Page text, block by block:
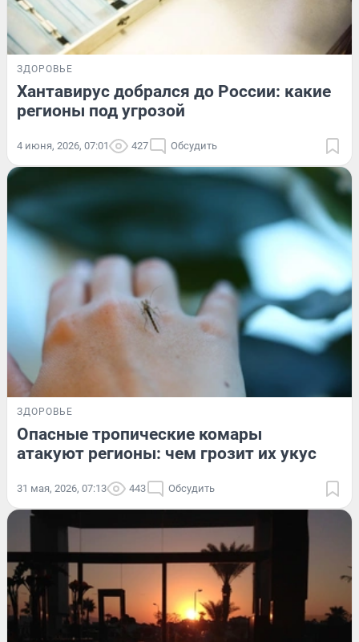
ЗДОРОВЬЕ
Хантавирус добрался до России: какие
регионы под угрозой
4 июня, 2026, 07:01 427 Обсудить
ЗДОРОВЬЕ
Опасные тропические комары
атакуют регионы: чем грозит их укус
31 мая, 2026, 07:13 443 Обсудить